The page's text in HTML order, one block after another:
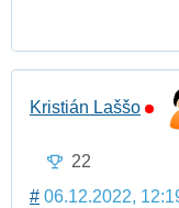
Kristián Laššo
22
# 06.12.2022,